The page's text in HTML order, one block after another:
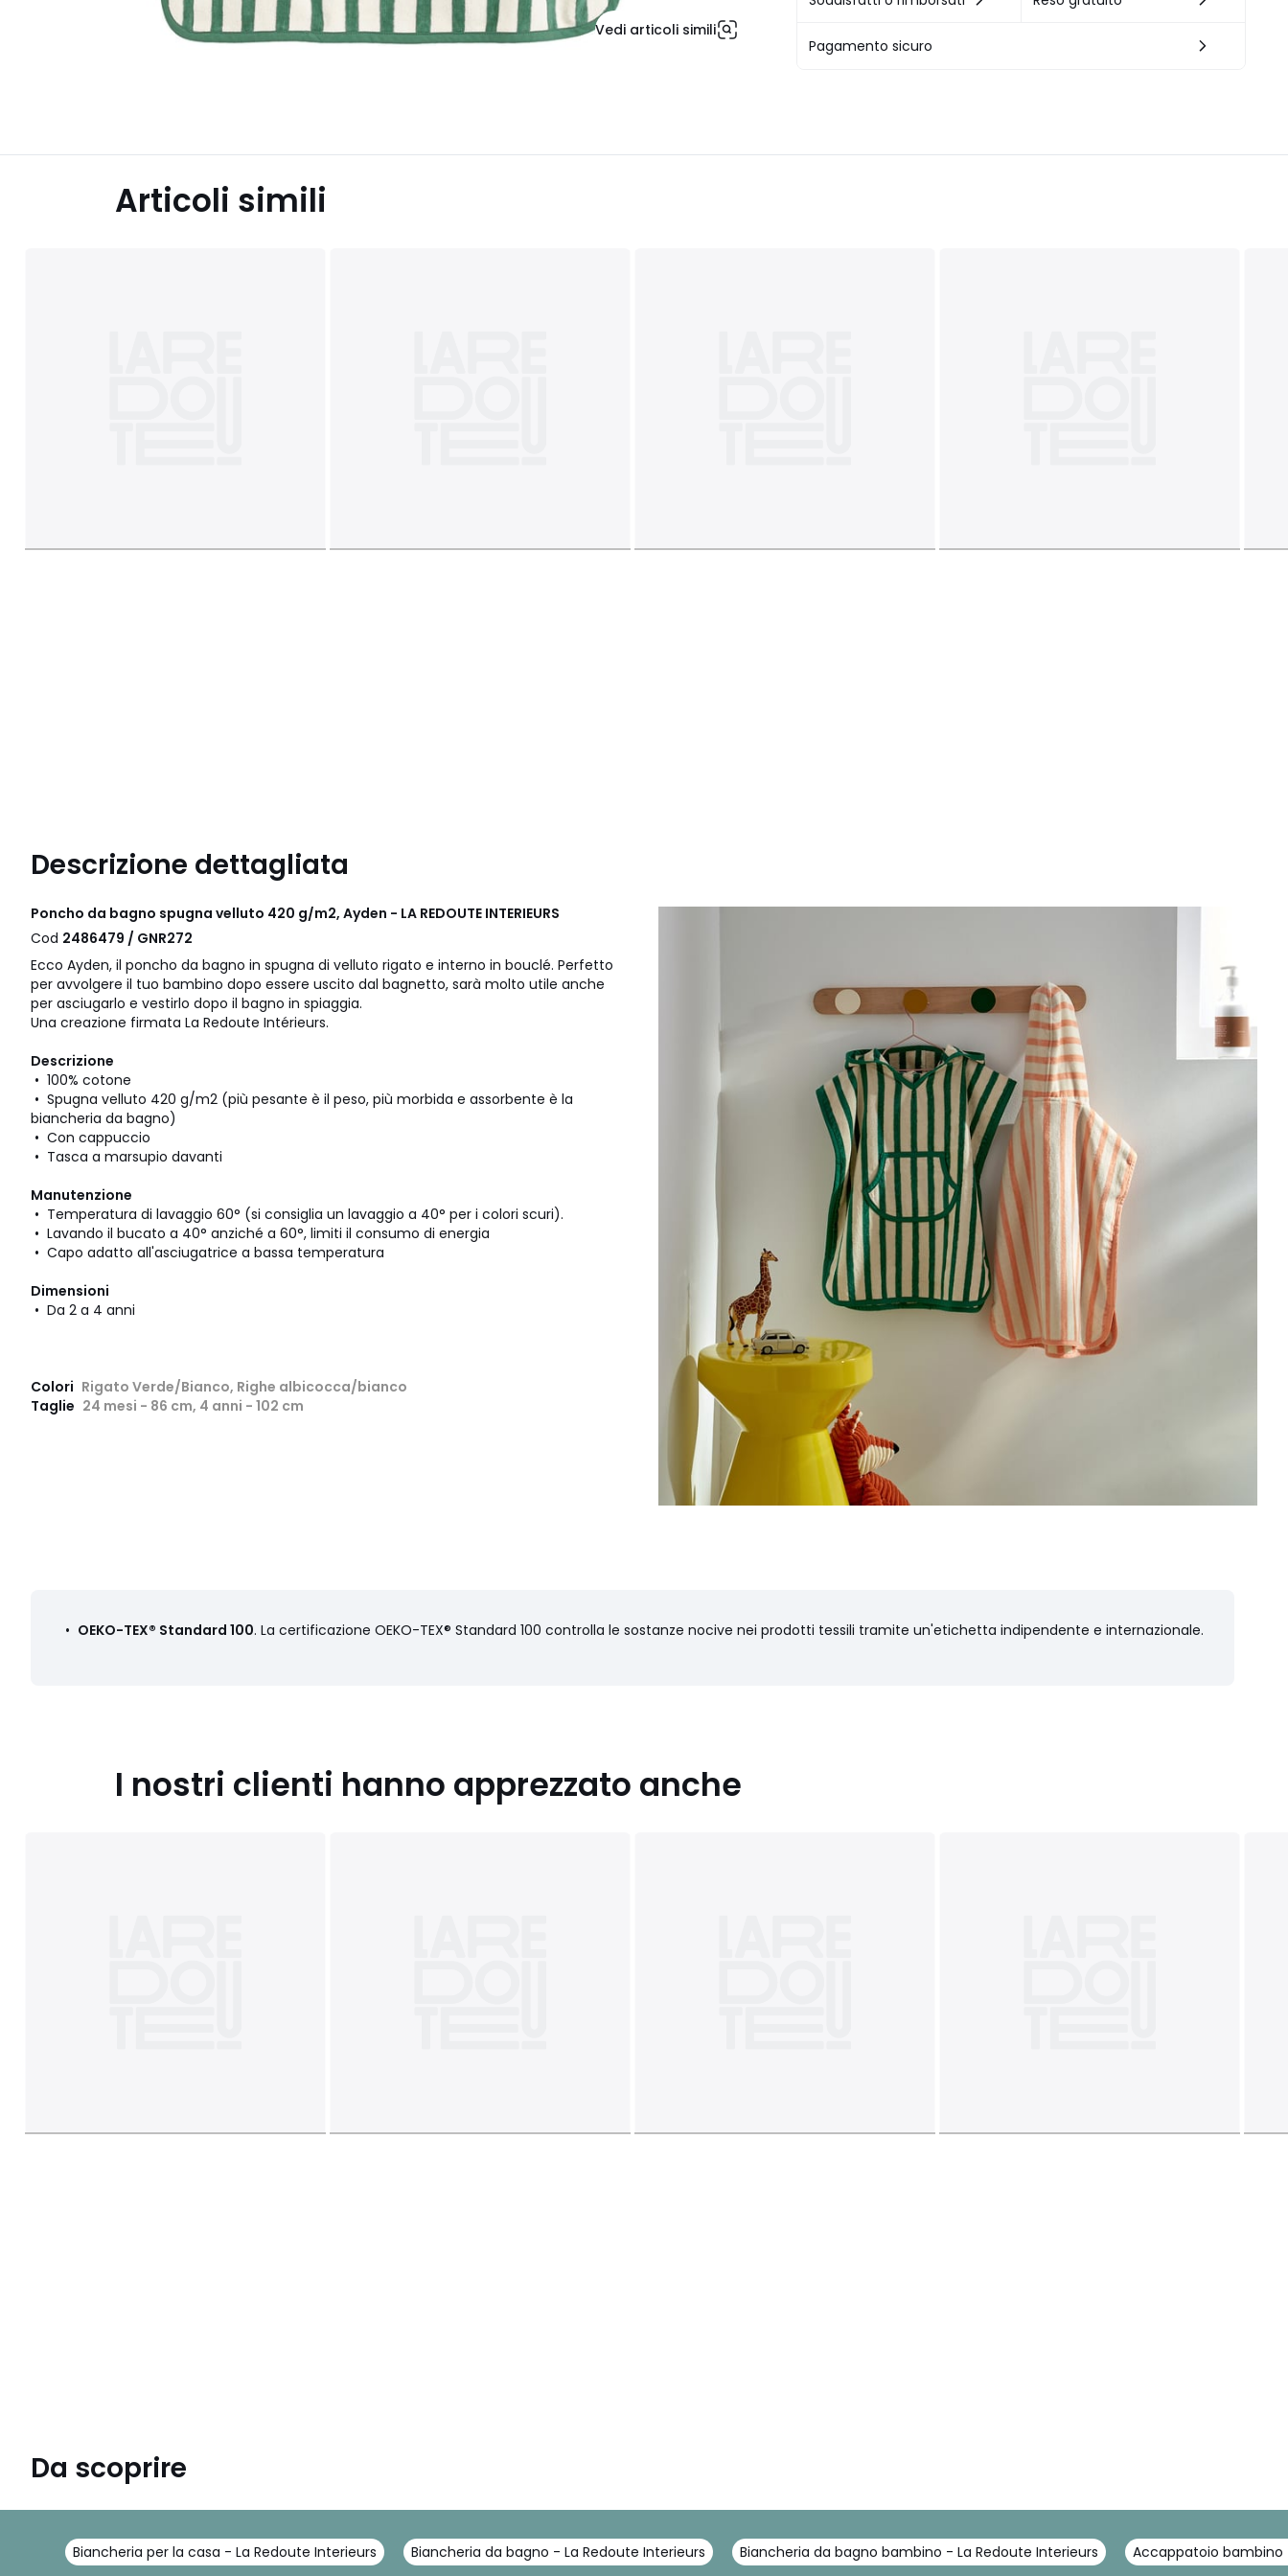
Vedi articoli simili
Pagamento sicuro
Articoli simili
Descrizione dettagliata
Poncho da bagno spugna velluto 420 g/m2, Ayden - LA REDOUTE INTERIEURS
Cod 2486479 / GNR272
Ecco Ayden, il poncho da bagno in spugna di velluto rigato e interno in bouclé. Perfetto
per avvolgere il tuo bambino dopo essere uscito dal bagnetto, sarà molto utile anche
per asciugarlo e vestirlo dopo il bagno in spiaggia.
Una creazione firmata La Redoute Intérieurs.
Descrizione
• 100% cotone
• Spugna velluto 420 g/m2 (più pesante è il peso, più morbida e assorbente è la
biancheria da bagno)
• Con cappuccio
• Tasca a marsupio davanti
Manutenzione
• Temperatura di lavaggio 60° (si consiglia un lavaggio a 40° per i colori scuri).
• Lavando il bucato a 40° anziché a 60°, limiti il ​​consumo di energia
• Capo adatto all'asciugatrice a bassa temperatura
Dimensioni
• Da 2 a 4 anni
Colori Rigato Verde/Bianco, Righe albicocca/bianco
Taglie 24 mesi - 86 cm, 4 anni - 102 cm
• OEKO-TEX® Standard 100. La certificazione OEKO-TEX® Standard 100 controlla le sostanze nocive nei prodotti tessili tramite un'etichetta indipendente e internazionale.
I nostri clienti hanno apprezzato anche
Da scoprire
Biancheria per la casa - La Redoute Interieurs Biancheria da bagno - La Redoute Interieurs Biancheria da bagno bambino - La Redoute Interieurs Accappatoio bambino